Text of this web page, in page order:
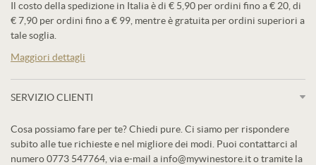
Il costo della spedizione in Italia è di € 5,90 per ordini fino a € 20, di
€ 7,90 per ordini fino a € 99, mentre è gratuita per ordini superiori a
tale soglia.
Maggiori dettagli
SERVIZIO CLIENTI
Cosa possiamo fare per te? Chiedi pure. Ci siamo per rispondere
subito alle tue richieste e nel migliore dei modi. Puoi contattarci al
numero 0773 547764, via e-mail a info@mywinestore.it o tramite la